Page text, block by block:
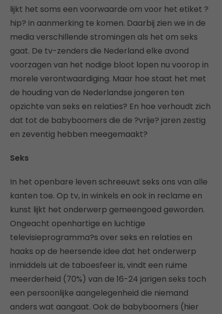
lijkt het soms een voorwaarde om voor het etiket ?
hip? in aanmerking te komen. Daarbij zien we in de
media verschillende stromingen als het om seks
gaat. De tv-zenders die Nederland elke avond
voorzagen van het nodige bloot lopen nu voorop in
morele verontwaardiging. Maar hoe staat het met
de houding van de Nederlandse jongeren ten
opzichte van seks en relaties? En hoe verhoudt zich
dat tot de babyboomers die de ?vrije? jaren zestig
en zeventig hebben meegemaakt?
Seks
In het openbare leven schreeuwt seks ons van alle
kanten toe. Op tv, in winkels en ook in reclame en
kunst lijkt het onderwerp gemeengoed geworden.
Ongeacht openhartige en luchtige
televisieprogramma?s over seks en relaties en
haaks op de heersende idee dat het onderwerp
inmiddels uit de taboesfeer is, vindt een ruime
meerderheid (70%) van de 16-24 jarigen seks toch
een persoonlijke aangelegenheid die niemand
anders wat aangaat. Ook de babyboomers (hier